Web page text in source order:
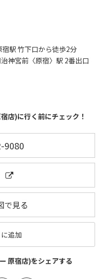
駅 竹下口から徒歩2分
神宮前〈原宿〉駅 2番出口
店)に行く前にチェック！
9080
で見る
追加
原宿店)をシェアする